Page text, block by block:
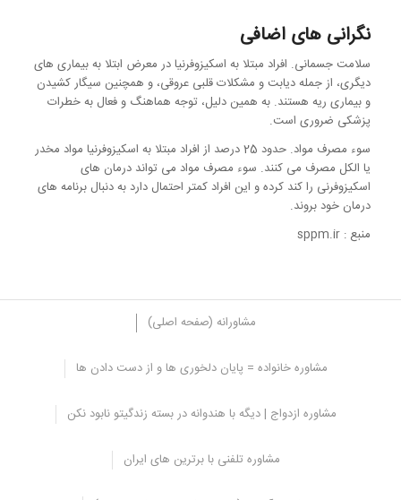
نگرانی های اضافی
سلامت جسمانی. افراد مبتلا به اسکیزوفرنیا در معرض ابتلا به بیماری های
دیگری، از جمله دیابت و مشکلات قلبی عروقی، و همچنین سیگار کشیدن
و بیماری ریه هستند. به همین دلیل، توجه هماهنگ و فعال به خطرات
پزشکی ضروری است.
سوء مصرف مواد. حدود 25 درصد از افراد مبتلا به اسکیزوفرنیا مواد مخدر
یا الکل مصرف می کنند. سوء مصرف مواد می تواند درمان های
اسکیزوفرنی را کند کرده و این افراد کمتر احتمال دارد به دنبال برنامه های
درمان خود بروند.
منبع : sppm.ir
مشاورانه (صفحه اصلی)
مشاوره خانواده = پایان دلخوری ها و از دست دادن ها
مشاوره ازدواج | دیگه با هندوانه در بسته زندگیتو نابود نکن
مشاوره تلفنی با برترین های ایران